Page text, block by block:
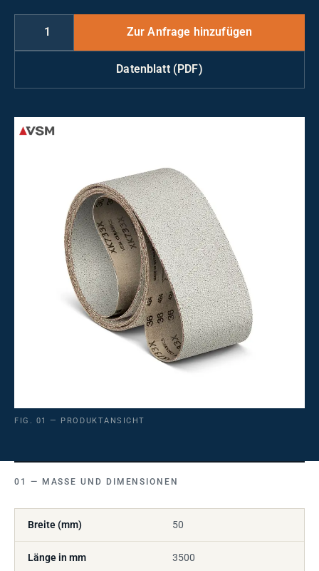
Datenblatt (PDF)
FIG. 01 — PRODUKTANSICHT
MASSE UND DIMENSIONEN
Breite (mm) 50
Länge in mm 3500